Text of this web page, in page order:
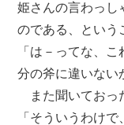
姫さんの言わっし
のである、とい
「は－ってな、
分の斧に違いない
また聞いておっ
「そういうわけ